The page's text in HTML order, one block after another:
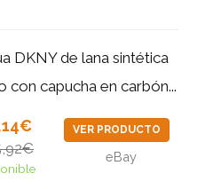
DKNY de lana sintética
capucha en carbón...
VER PRODUCTO
eBay